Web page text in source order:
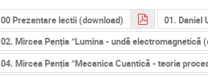
00 Prezentare lectii (download)
01. Daniel
02. Mircea Penția ”Lumina - undă electromagnetică
04. Mircea Penția ”Mecanica Cuantică - teoria